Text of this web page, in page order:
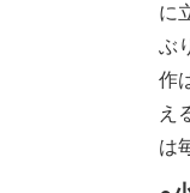
に
ぶ
作
え
は